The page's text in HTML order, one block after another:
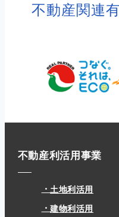
不動産関連
不動産利活用事業
土地利活用
建物利活用